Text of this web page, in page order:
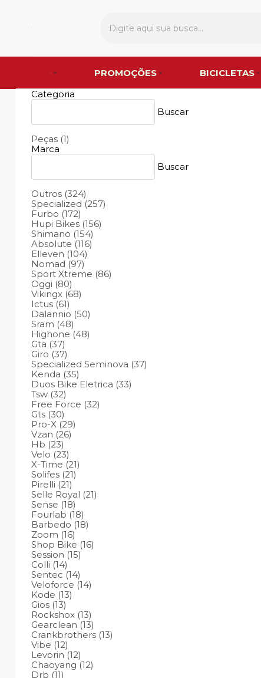
PROMOÇÕES BICICLETAS
Categoria
Buscar
Peças (1)
Marca
Buscar
Outros (324)
Specialized (257)
Furbo (172)
Hupi Bikes (156)
Shimano (154)
Absolute (116)
Elleven (104)
Nomad (97)
Sport Xtreme (86)
Oggi (80)
Vikingx (68)
Ictus (61)
Dalannio (50)
Sram (48)
Highone (48)
Gta (37)
Giro (37)
Specialized Seminova (37)
Kenda (35)
Duos Bike Eletrica (33)
Tsw (32)
Free Force (32)
Gts (30)
Pro-X (29)
Vzan (26)
Hb (23)
Velo (23)
X-Time (21)
Solifes (21)
Pirelli (21)
Selle Royal (21)
Sense (18)
Fourlab (18)
Barbedo (18)
Zoom (16)
Shop Bike (16)
Session (15)
Colli (14)
Sentec (14)
Veloforce (14)
Kode (13)
Gios (13)
Rockshox (13)
Gearclean (13)
Crankbrothers (13)
Vibe (12)
Levorin (12)
Chaoyang (12)
Drb (11)